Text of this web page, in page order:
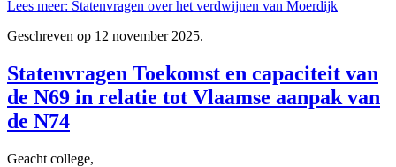
Lees meer: Statenvragen over het verdwijnen van Moerdijk
Geschreven op 12 november 2025.
Statenvragen Toekomst en capaciteit van
de N69 in relatie tot Vlaamse aanpak van
de N74
Geacht college,